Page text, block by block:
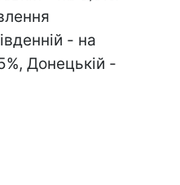
- на
Донецькій -